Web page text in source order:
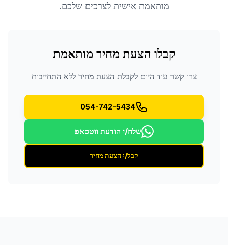
מותאמת אישית לצרכים שלכם.
קבלו הצעת מחיר מותאמת
צרו קשר עוד היום לקבלת הצעת מחיר ללא התחייבות
054-742-5434
שלח/י הודעת ווטסאפ
קבל/י הצעת מחיר